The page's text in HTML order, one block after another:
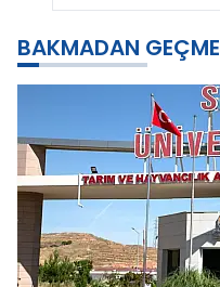
BAKMADAN GEÇME